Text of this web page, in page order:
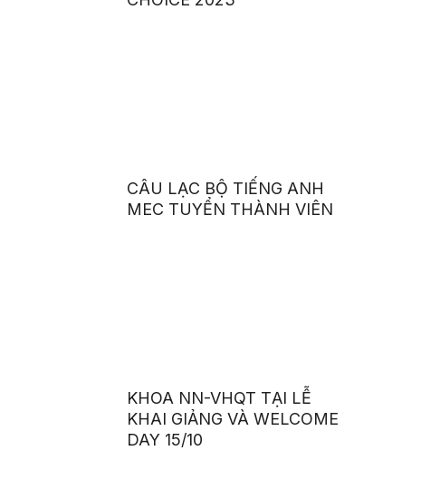
CÂU LẠC BỘ TIẾNG ANH
MEC TUYỂN THÀNH VIÊN
KHOA NN-VHQT TẠI LỄ
KHAI GIẢNG VÀ WELCOME
DAY 15/10